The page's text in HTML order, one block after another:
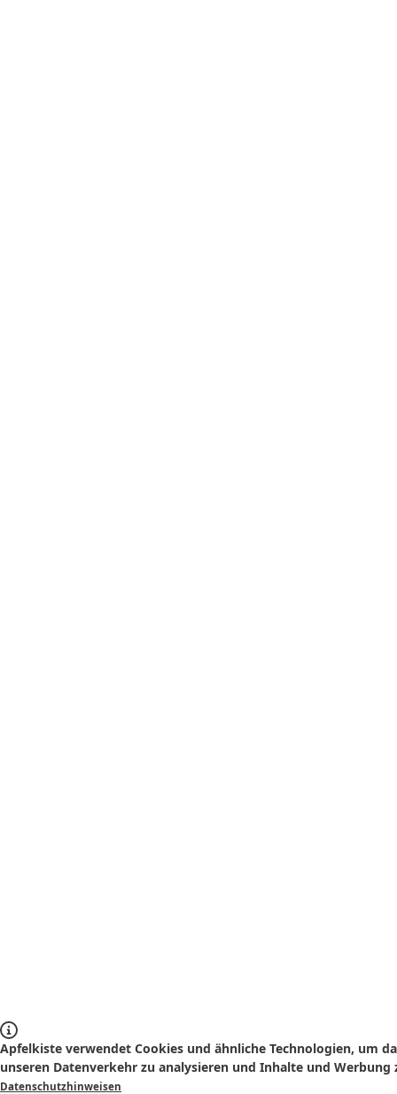
Apfelkiste verwendet Cookies und ähnliche Technologien, um
unseren Datenverkehr zu analysieren und Inhalte und
Datenschutzhinweisen